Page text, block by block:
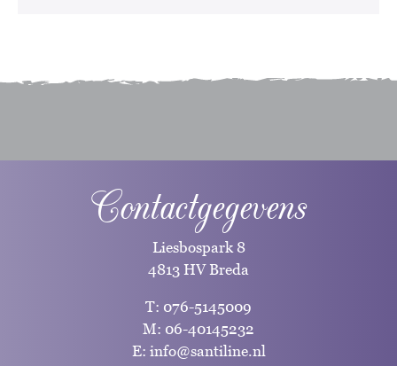
Contactgegevens
Liesbospark 8
4813 HV Breda
T: 076-5145009
M: 06-40145232
E: info@santiline.nl